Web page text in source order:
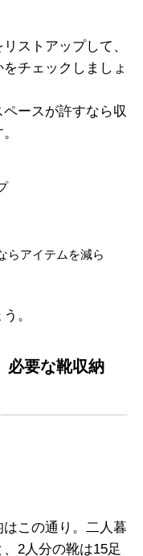
ストアップして、
チェックしましょ
ースが許すなら収
らアイテムを減ら
。
必要な靴収納
この通り。二人暮
2人分の靴は15足